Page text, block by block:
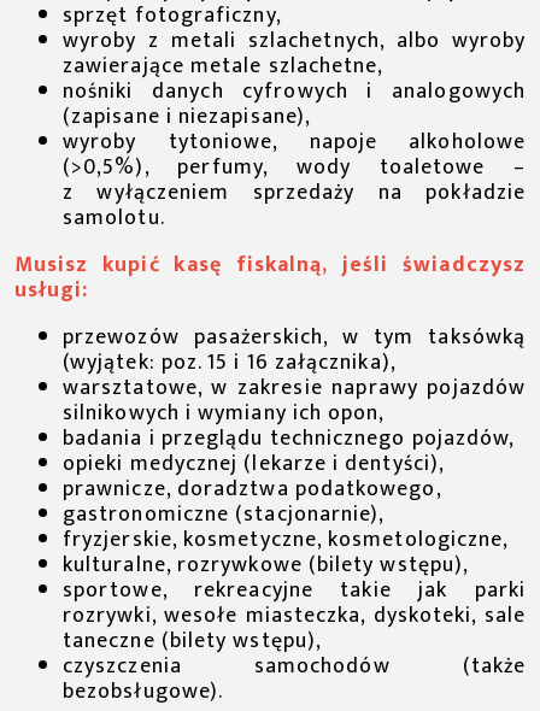
sprzęt fotograficzny,
wyroby z metali szlachetnych, albo wyroby
zawierające metale szlachetne,
nośniki danych cyfrowych i analogowych
(zapisane i niezapisane),
wyroby tytoniowe, napoje alkoholowe
(>0,5%), perfumy, wody toaletowe –
z wyłączeniem sprzedaży na pokładzie
samolotu.
Musisz kupić kasę fiskalną, jeśli świadczysz
usługi:
przewozów pasażerskich, w tym taksówką
(wyjątek: poz. 15 i 16 załącznika),
warsztatowe, w zakresie naprawy pojazdów
silnikowych i wymiany ich opon,
badania i przeglądu technicznego pojazdów,
opieki medycznej (lekarze i dentyści),
prawnicze, doradztwa podatkowego,
gastronomiczne (stacjonarnie),
fryzjerskie, kosmetyczne, kosmetologiczne,
kulturalne, rozrywkowe (bilety wstępu),
sportowe, rekreacyjne takie jak parki
rozrywki, wesołe miasteczka, dyskoteki, sale
taneczne (bilety wstępu),
czyszczenia samochodów (także
bezobsługowe).